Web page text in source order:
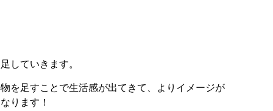
していきます。
を足すことで生活感が出てきて、よりイメージが
ります！